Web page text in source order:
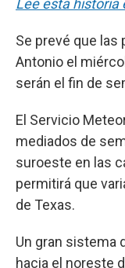
Se prevé que las
Antonio el
serán el fin de
El Servicio
mediados de
suroeste en las
permitirá que
de Texas.
Un gran sistema
hacia el noreste